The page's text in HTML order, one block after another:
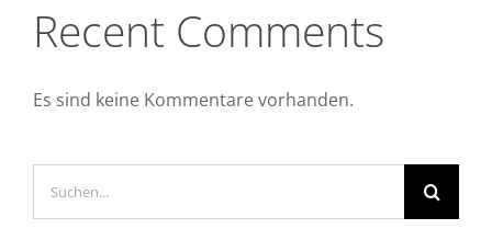
Recent Comments
Es sind keine Kommentare vorhanden.